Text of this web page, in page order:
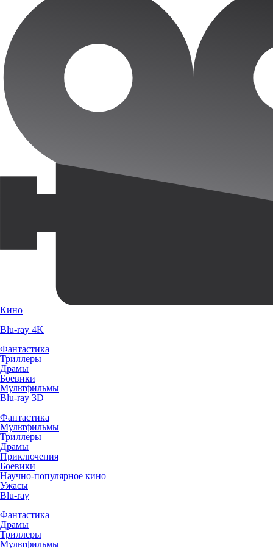
Кино
Blu-ray 4K
Фантастика
Триллеры
Драмы
Боевики
Мультфильмы
Blu-ray 3D
Фантастика
Мультфильмы
Триллеры
Драмы
Приключения
Боевики
Научно-популярное кино
Ужасы
Blu-ray
Фантастика
Драмы
Триллеры
Мультфильмы